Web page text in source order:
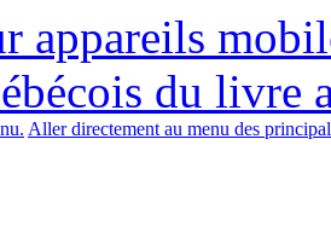
appareils
du livre
Aller directement au menu des